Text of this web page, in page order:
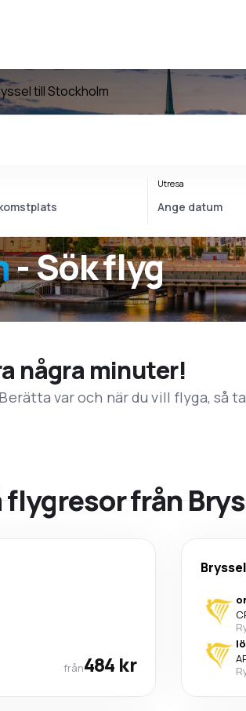
till Stockholm
- Sök flyg
Utresa
några minuter!
var och när du vill flyga, så
flygresor från
från484 kr
Bryssel